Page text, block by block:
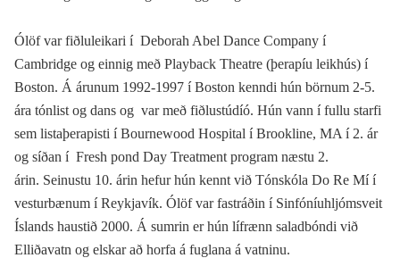
Ólöf var fiðluleikari í Deborah Abel Dance Company í
Cambridge og einnig með Playback Theatre (þerapíu leikhús) í
Boston. Á árunum 1992-1997 í Boston kenndi hún börnum 2-5.
ára tónlist og dans og var með fiðlustúdíó. Hún vann í fullu starfi
sem listaþerapisti í Bournewood Hospital í Brookline, MA í 2. ár
og síðan í Fresh pond Day Treatment program næstu 2.
árin. Seinustu 10. árin hefur hún kennt við Tónskóla Do Re Mí í
vesturbænum í Reykjavík. Ólöf var fastráðin í Sinfóníuhljómsveit
Íslands haustið 2000. Á sumrin er hún lífrænn saladbóndi við
Elliðavatn og elskar að horfa á fuglana á vatninu.